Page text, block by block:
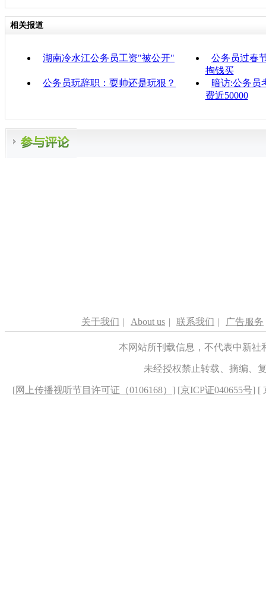
相关报道
湖南冷水江公务员工资"被公开"
公务员过春
掏钱买
公务员玩辞职：耍帅还是玩狠？
暗访:公务员
费近50000
关于我们 | About us | 联系我们 | 广告服务
本网站所刊载信息，不代表中新
未经授权禁止转载、摘编、
[网上传播视听节目许可证（0106168） ] [京ICP证040655号] [